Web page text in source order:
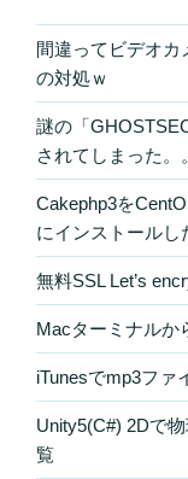
間違ってビデオ
の対処ｗ
謎の「
されてしまった。。
Cakephp3を
にインストールし
無料SSL Let’s
Macターミナルか
iTunesでmp3ファ
Unity5(C#) 2Dで
覧